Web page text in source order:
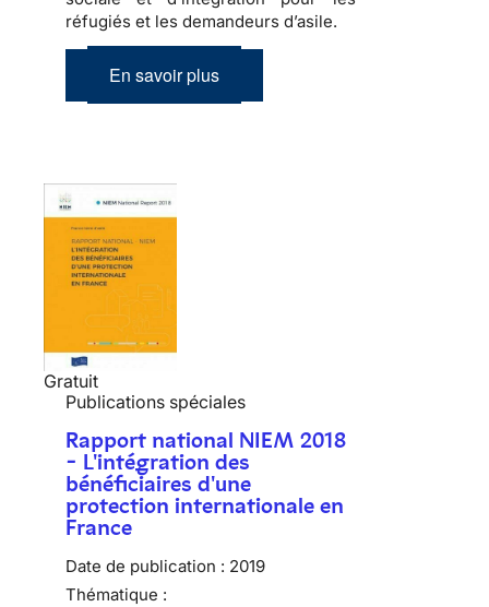
réfugiés et les demandeurs d’asile.
En savoir plus
Gratuit
Publications spéciales
Rapport national NIEM 2018
- L'intégration des
bénéficiaires d'une
protection internationale en
France
Date de publication : 2019
Thématique :